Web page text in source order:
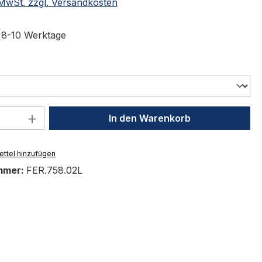
10 Werktage
Anzahl: Gib den gewünschten Wert
In den Warenkorb
hinzufügen
FER.758.02L